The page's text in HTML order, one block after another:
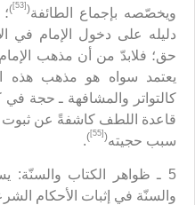
ويخصّصه بإجماع الطائفة(
[53]
)
دليله على دخول الإمام في
حق؛ فلابدّ من أن مذهب الإمام
يعتمد سواه هو مذهب هذه
كالتواتر والمشافهة ـ حجة
قاعدة اللطف كاشفةً عن ثبوت
سبب حجيته(
[55]
)
.
5 ـ ظواهر الكتاب
والسنّة في إثبات الأحكام